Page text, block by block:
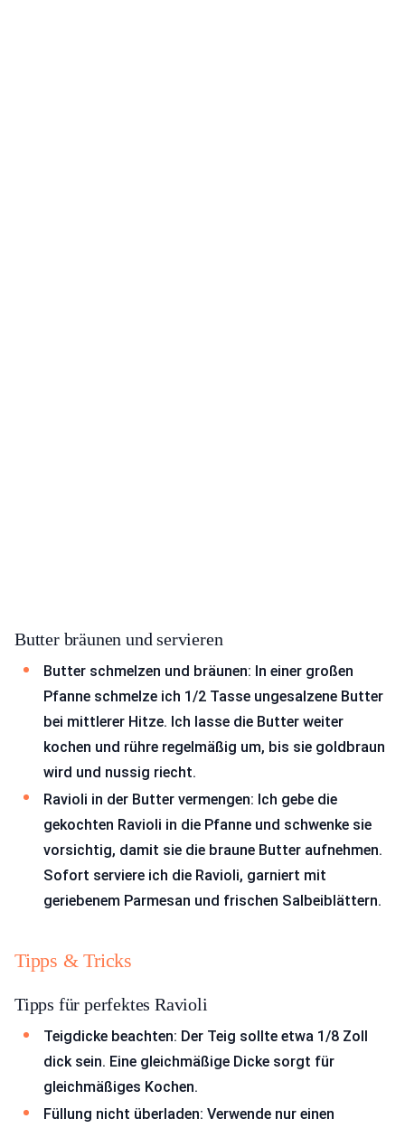
Butter bräunen und servieren
Butter schmelzen und bräunen: In einer großen
Pfanne schmelze ich 1/2 Tasse ungesalzene Butter
bei mittlerer Hitze. Ich lasse die Butter weiter
kochen und rühre regelmäßig um, bis sie goldbraun
wird und nussig riecht.
Ravioli in der Butter vermengen: Ich gebe die
gekochten Ravioli in die Pfanne und schwenke sie
vorsichtig, damit sie die braune Butter aufnehmen.
Sofort serviere ich die Ravioli, garniert mit
geriebenem Parmesan und frischen Salbeiblättern.
Tipps & Tricks
Tipps für perfektes Ravioli
Teigdicke beachten: Der Teig sollte etwa 1/8 Zoll
dick sein. Eine gleichmäßige Dicke sorgt für
gleichmäßiges Kochen.
Füllung nicht überladen: Verwende nur einen